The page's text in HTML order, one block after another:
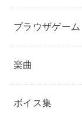
ブラウザゲーム
楽曲
ボイス集